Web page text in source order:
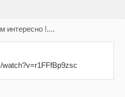
интересно !....
watch?v=r1FFfBp9zsc